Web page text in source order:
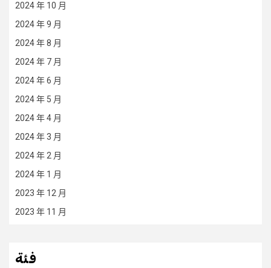
2024 年 10 月
2024 年 9 月
2024 年 8 月
2024 年 7 月
2024 年 6 月
2024 年 5 月
2024 年 4 月
2024 年 3 月
2024 年 2 月
2024 年 1 月
2023 年 12 月
2023 年 11 月
فئة